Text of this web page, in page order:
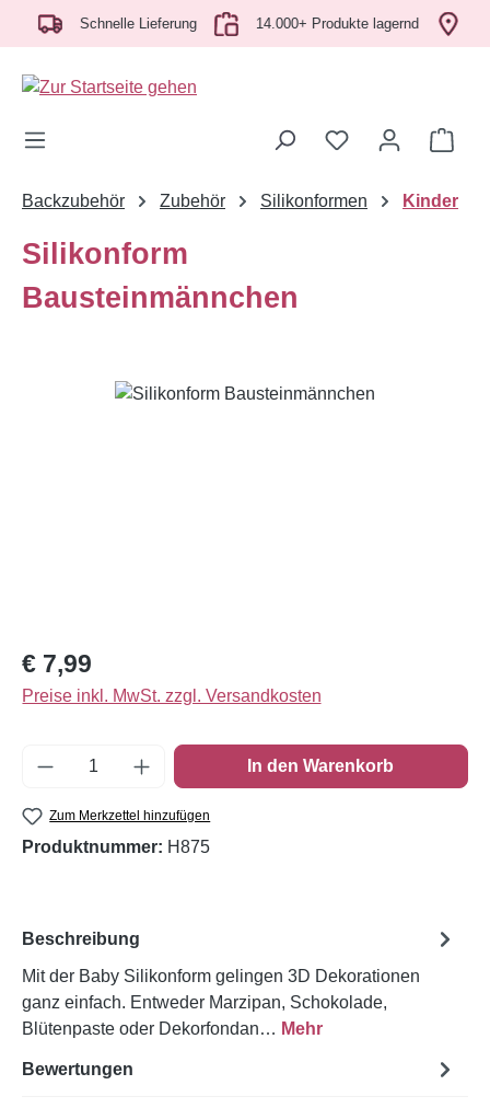
Zum Hauptinhalt springen
Schnelle Lieferung 14.000+ Produkte lagernd
Backzubehör Zubehör Silikonformen Kinder
Silikonform
Bausteinmännchen
Bildergalerie überspringen
Regulärer Preis:
€ 7,99
Preise inkl. MwSt. zzgl. Versandkosten
Produkt Anzahl: Gib den gewünschten
In den Warenkorb
Zum Merkzettel hinzufügen
Produktnummer: H875
Beschreibung
Mit der Baby Silikonform gelingen 3D Dekorationen
ganz einfach. Entweder Marzipan, Schokolade,
Blütenpaste oder Dekorfondan… Mehr
Bewertungen